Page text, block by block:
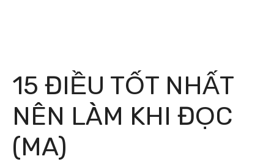
15 ĐIỀU TỐT NHẤT
NÊN LÀM KHI ĐỌC
(MA)